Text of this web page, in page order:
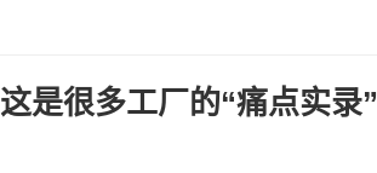
是很多工厂的“痛点实录”